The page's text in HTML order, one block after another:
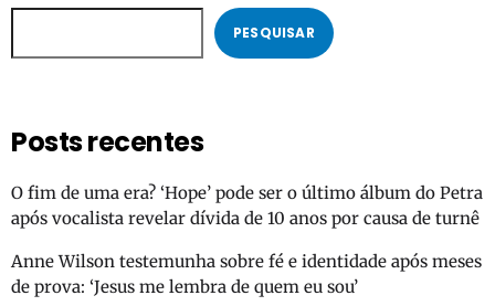
PESQUISAR
Posts recentes
O fim de uma era? ‘Hope’ pode ser o último álbum do Petra
após vocalista revelar dívida de 10 anos por causa de turnê
Anne Wilson testemunha sobre fé e identidade após meses
de prova: ‘Jesus me lembra de quem eu sou’